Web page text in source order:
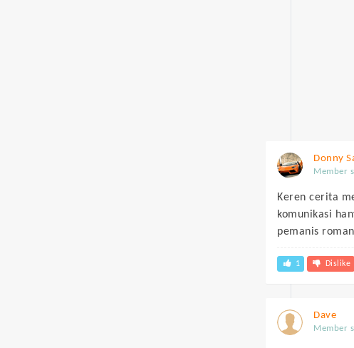
Donny
Member
Keren cerita
komunikasi
pemanis
1 Dislike
Dave
Member